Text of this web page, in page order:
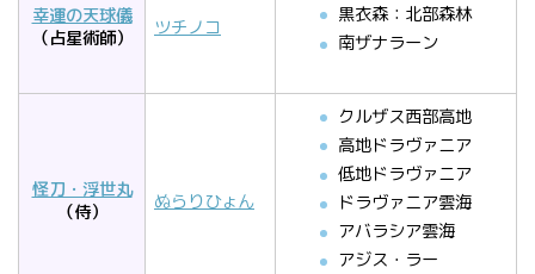
幸運の天球儀
（占星術師）
ツチノコ
黒衣森：北部森林
南ザナラーン
怪刀・浮世丸
（侍）
ぬらりひょん
クルザス西部高地
高地ドラヴァニア
低地ドラヴァニア
ドラヴァニア雲海
アバラシア雲海
アジス・ラー